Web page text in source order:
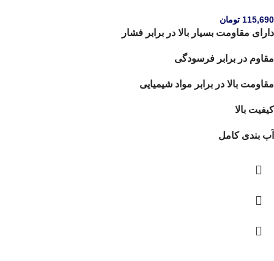
115,690 تومان
دارای مقاومت بسیار بالا در برابر فشار
مقاوم در برابر فرسودگی
مقاومت بالا در برابر مواد شیمیایی
کیفیت بالا
آب بندی کامل